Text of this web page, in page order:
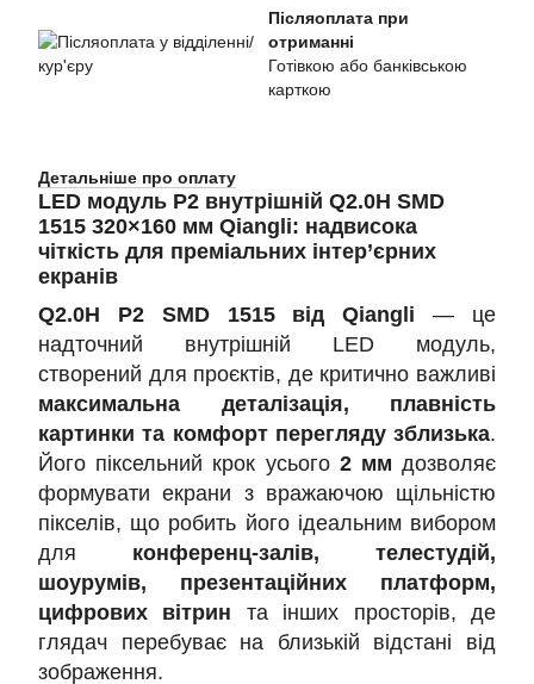
Післяоплата при
отриманні
Готівкою або банківською
карткою
Детальніше про оплату
LED модуль P2 внутрішній Q2.0H SMD
1515 320×160 мм Qiangli: надвисока
чіткість для преміальних інтер’єрних
екранів
Q2.0H P2 SMD 1515 від Qiangli — це
надточний внутрішній LED модуль,
створений для проєктів, де критично важливі
максимальна деталізація, плавність
картинки та комфорт перегляду зблизька.
Його піксельний крок усього 2 мм дозволяє
формувати екрани з вражаючою щільністю
пікселів, що робить його ідеальним вибором
для конференц-залів, телестудій,
шоурумів, презентаційних платформ,
цифрових вітрин та інших просторів, де
глядач перебуває на близькій відстані від
зображення.